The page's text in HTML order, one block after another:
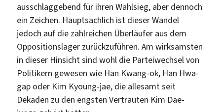
ausschlaggebend für ihren Wahlsieg, aber dennoch
ein Zeichen. Hauptsächlich ist dieser Wandel
jedoch auf die zahlreichen Überläufer aus dem
Oppositionslager zurückzuführen. Am wirksamsten
in dieser Hinsicht sind wohl die Parteiwechsel von
Politikern gewesen wie Han Kwang-ok, Han Hwa-
gap oder Kim Kyoung-jae, die allesamt seit
Dekaden zu den engsten Vertrauten Kim Dae-